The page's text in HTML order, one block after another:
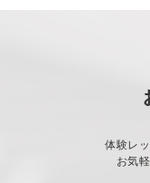
体験レ
お気